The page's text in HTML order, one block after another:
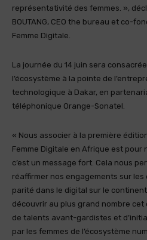
représentativité des femmes. »,
BOUTANG, CEO the bureau et co-
Femme Digitale.
La journée du 14 juin sera
l’écosystème à la pointe de
technologique à Dakar, en
téléphonique Orange-Sonatel.
« Nous associer à la première
Femme Digitale en Afrique est pour
c’est un message fort. Cela nous
réaffirmer nos engagements sur les
parité dans le digital sur le
découvrir au plus grand nombre
de talents avant-gardistes et
par les femmes de l’écosystème